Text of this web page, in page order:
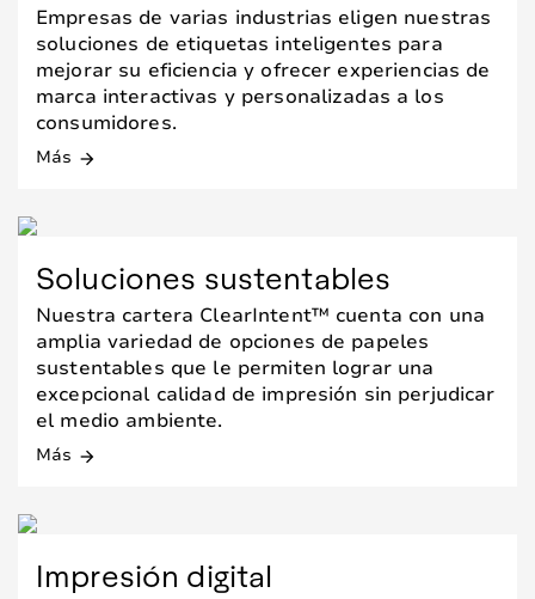
Empresas de varias industrias eligen nuestras
soluciones de etiquetas inteligentes para
mejorar su eficiencia y ofrecer experiencias de
marca interactivas y personalizadas a los
consumidores.
Más arrow_forward
Soluciones sustentables
Nuestra cartera ClearIntent™ cuenta con una
amplia variedad de opciones de papeles
sustentables que le permiten lograr una
excepcional calidad de impresión sin perjudicar
el medio ambiente.
Más arrow_forward
Impresión digital